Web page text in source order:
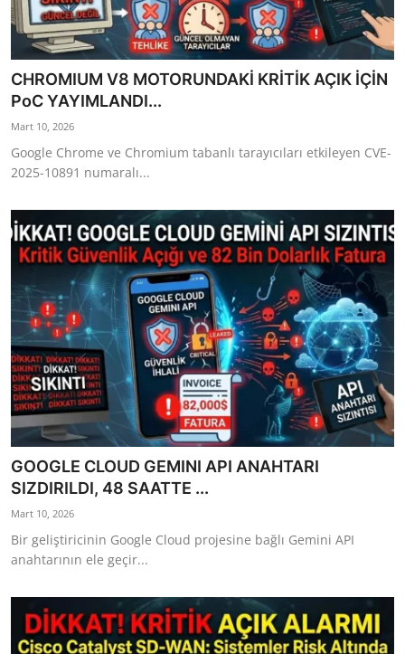
CHROMIUM V8 MOTORUNDAKİ KRİTİK AÇIK İÇİN
PoC YAYIMLANDI...
Mart 10, 2026
Google Chrome ve Chromium tabanlı tarayıcıları etkileyen CVE-
2025-10891 numaralı...
GOOGLE CLOUD GEMINI API ANAHTARI
SIZDIRILDI, 48 SAATTE ...
Mart 10, 2026
Bir geliştiricinin Google Cloud projesine bağlı Gemini API
anahtarının ele geçir...